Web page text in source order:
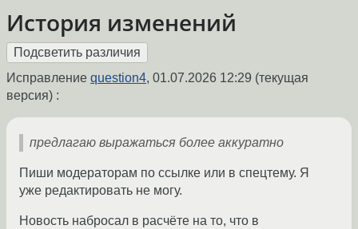
История изменений
Исправление question4, 01.07.2026 12:29 (текущая
версия) :
предлагаю выражаться более аккуратно
Пиши модераторам по ссылке или в спецтему. Я
уже редактировать не могу.
Новость набросал в расчёте на то, что в